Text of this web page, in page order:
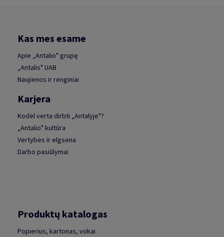
Kas mes esame
Apie „Antalio" grupę
„Antalis" UAB
Naujienos ir renginiai
Karjera
Kodėl verta dirbti „Antalyje"?
„Antalio" kultūra
Vertybės ir elgsena
Darbo pasiūlymai
Produktų katalogas
Popierius, kartonas, vokai